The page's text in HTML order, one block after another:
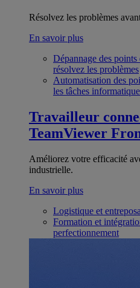
Résolvez les problèmes
En savoir plus
Dépannage des points
résolvez les problèmes
Automatisation des
les tâches
Travailleur
TeamViewer
Améliorez votre efficacité
industrielle.
En savoir plus
Logistique et
Formation et
perfectionnement